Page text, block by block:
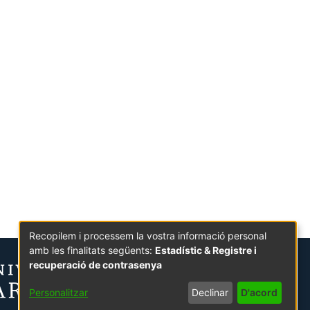
Recopilem i processem la vostra informació personal
amb les finalitats següents: Estadístic & Registre i
recuperació de contrasenya
Personalitzar Declinar D'acord